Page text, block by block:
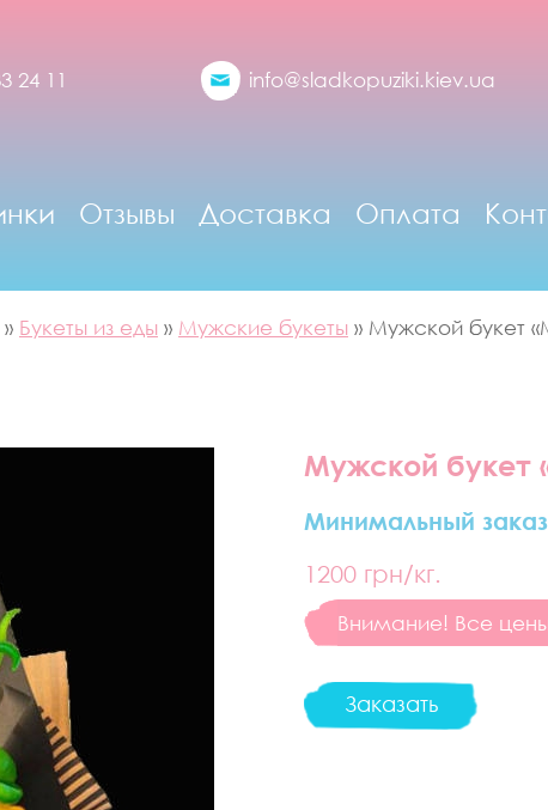
24 11 info@sladkopuziki.kiev.ua
Отзывы Доставка Оплата
» Букеты из еды » Мужские букеты » Мужской букет
Мужской букет
Минимальный
1200 грн/кг.
Внимание! Все цены
Заказать